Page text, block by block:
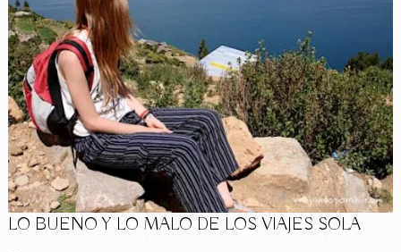
LO BUENO Y LO MALO DE LOS VIAJES SOLA